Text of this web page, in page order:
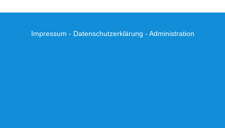
Impressum - Datenschutzerklärung - Administration